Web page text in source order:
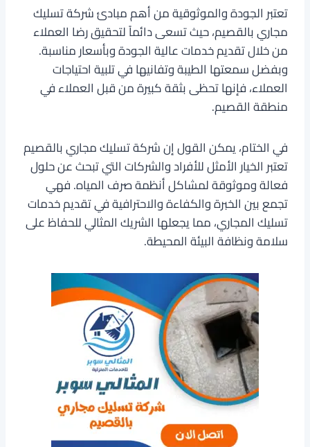
تعتبر الجودة والموثوقية من أهم مبادئ شركة تسليك
مجاري بالقصيم، حيث تسعى دائماً لتحقيق رضا العملاء
من خلال تقديم خدمات عالية الجودة وبأسعار مناسبة.
وبفضل سمعتها الطيبة وتفانيها في تلبية احتياجات
العملاء، فإنها تحظى بثقة كبيرة من قبل العملاء في
منطقة القصيم.
في الختام، يمكن القول إن شركة تسليك مجاري بالقصيم
تعتبر الخيار الأمثل للأفراد والشركات التي تبحث عن حلول
فعالة وموثوقة لمشاكل أنظمة صرف المياه. فهي
تجمع بين الخبرة والكفاءة والاحترافية في تقديم خدمات
تسليك المجاري، مما يجعلها الشريك المثالي للحفاظ على
سلامة ونظافة البيئة المحيطة.